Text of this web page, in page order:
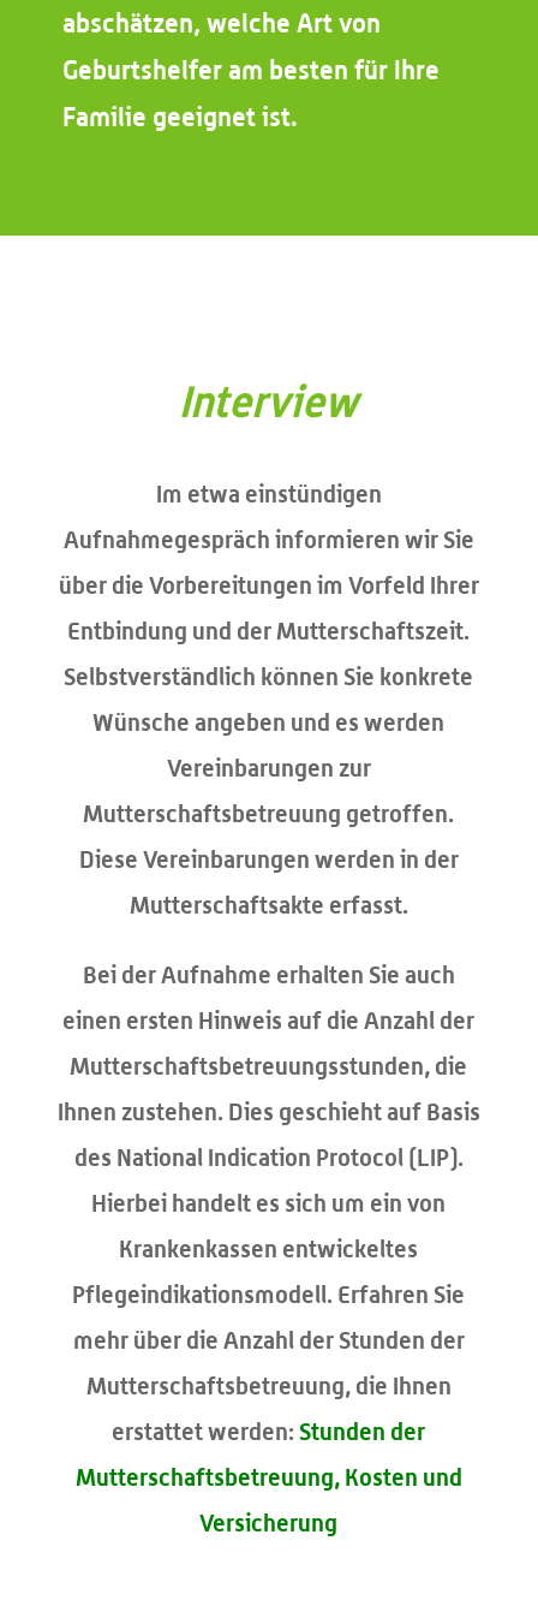
abschätzen, welche Art von
Geburtshelfer am besten für Ihre
Familie geeignet ist.
Interview
Im etwa einstündigen
Aufnahmegespräch informieren wir Sie
über die Vorbereitungen im Vorfeld Ihrer
Entbindung und der Mutterschaftszeit.
Selbstverständlich können Sie konkrete
Wünsche angeben und es werden
Vereinbarungen zur
Mutterschaftsbetreuung getroffen.
Diese Vereinbarungen werden in der
Mutterschaftsakte erfasst.
Bei der Aufnahme erhalten Sie auch
einen ersten Hinweis auf die Anzahl der
Mutterschaftsbetreuungsstunden, die
Ihnen zustehen. Dies geschieht auf Basis
des National Indication Protocol (LIP).
Hierbei handelt es sich um ein von
Krankenkassen entwickeltes
Pflegeindikationsmodell. Erfahren Sie
mehr über die Anzahl der Stunden der
Mutterschaftsbetreuung, die Ihnen
erstattet werden:Stunden der
Mutterschaftsbetreuung, Kosten und
Versicherung